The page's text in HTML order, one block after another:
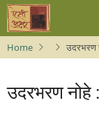
Skip
main
content
Home उदरभरण
उदरभरण नोहे